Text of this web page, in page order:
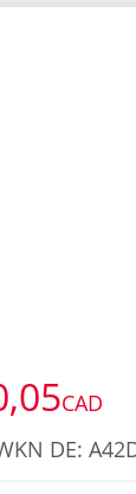
CAD
DE: